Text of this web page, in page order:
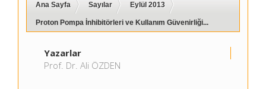
Ana Sayfa Sayılar Eylül 2013
Proton Pompa İnhibitörleri ve Kullanım Güvenirliği...
Yazarlar
Prof. Dr. Ali ÖZDEN